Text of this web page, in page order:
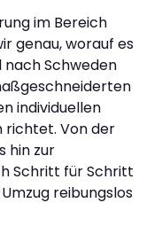
im Bereich
genau, worauf es
Schweden
individuellen
richtet. Von der
hin zur
Schritt für Schritt
reibungslos